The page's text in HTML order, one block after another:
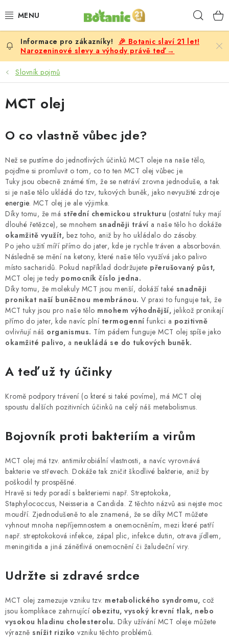
na
PREMIUM
DOPLŇKY STRAVY
CÍLE
BESTSELLERY
ŽENY
MUŽI
OSTATNÍ
DOVOLENÁ
Doprava a platba Recenze
Věrnostní program
Proč Botanic?
Kontakty
🎉 Botanic slaví 21 let!
Narozeninové slevy a výhody právě teď →
Slovník pojmů
MCT olej
O co vlastně vůbec jde?
Než se pustíme do jednotlivých účinků MCT oleje na naše tělo,
pojďme si promluvit o tom, co to ten MCT olej vůbec je.
Tuky jsou obecně známé tím, že se netráví zrovna jednoduše, a tak
si je naše tělo ukládá do tzv, tukových buněk, jako nevyužité zdroje
energie. MCT olej je ale výjimka.
Díky tomu, že má střední chemickou strukturu (ostatní tuky mají
dlouhé řetězce), se mnohem snadněji tráví a naše tělo ho dokáže
okamžitě využít, bez toho, aniž by ho ukládalo do zásoby.
Po jeho užití míří přímo do jater, kde je rychle tráven a absorbován.
Následně se mění na ketony, které naše tělo využívá jako palivo
místo sacharidů. Pokud například dodržujete přerušovaný půst,
MCT olej je tedy pomocník číslo jedna.
Díky tomu, že molekuly MCT jsou menší, dokáží také snadněji
pronikat naší buněčnou membránou. V praxi to funguje tak, že
MCT tuky jsou pro naše tělo mnohem výhodnější, jelikož pronikají
přímo do jater, kde navíc plnítermogenní funkci a pozitivně
ovlivňují náš organismus. Tím pádem funguje MCT olej spíše jako
okamžité palivo, a neukládá se do tukových buněk.
A teď už ty účinky
Kromě podpory trávení (o které si také povíme), má MCT olej
spoustu dalších pozitivních účinků na celý náš metabolismus.
Bojovník proti bakteriím a virům
MCT olej má tzv. antimikrobiální vlastnosti, a navíc vyrovnává
bakterie ve střevech. Dokáže tak zničit škodlivé bakterie, aniž by
poškodil ty prospěšné.
Hravě si tedy poradí s bakteriemi např. Streptokoka,
Staphylococcus, Neisseria a Candida. Z těchto názvů asi nejste moc
moudří. Zjednodušeně to ale znamená, že se díky MCT můžete
vyhnout mnoha nepříjemnostem a onemocněním, mezi které patří
např. streptokoková infekce, zápal plic, infekce dutin, otrava jídlem,
meningitida a jiná zánětlivá onemocnění či žaludeční viry.
Udržte si zdravé srdce
MCT olej zamezuje vzniku tzv. metabolického syndromu, což
jsou komplikace zahrnující obezitu, vysoký krevní tlak, nebo
vysokou hladinu cholesterolu. Díky užívání MCT oleje můžete
výrazně snížit riziko vzniku těchto problémů.